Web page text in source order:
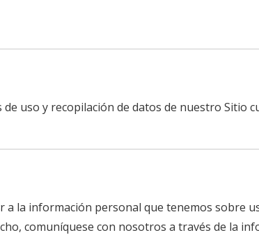
uso y recopilación de datos de nuestro Sitio
a la información personal que tenemos sobre
comuníquese con nosotros a través de la